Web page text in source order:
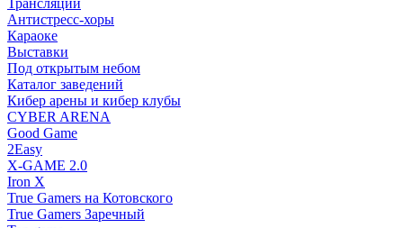
Трансляции
Антистресс-хоры
Караоке
Выставки
Под открытым небом
Каталог заведений
Кибер арены и кибер клубы
CYBER ARENA
Good Game
2Easy
X-GAME 2.0
Iron X
True Gamers на Котовского
True Gamers Заречный